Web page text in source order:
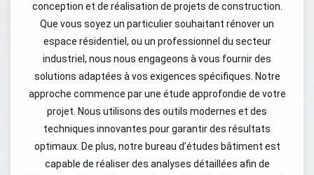
conception et de réalisation de projets de construction.
Que vous soyez un particulier souhaitant rénover un
espace résidentiel, ou un professionnel du secteur
industriel, nous nous engageons à vous fournir des
solutions adaptées à vos exigences spécifiques. Notre
approche commence par une étude approfondie de votre
projet. Nous utilisons des outils modernes et des
techniques innovantes pour garantir des résultats
optimaux. De plus, notre bureau d’études bâtiment est
capable de réaliser des analyses détaillées afin de